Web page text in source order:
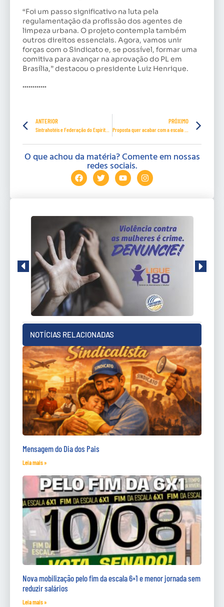
“Foi um passo significativo na luta pela
regulamentação da profissão dos agentes de
limpeza urbana. O projeto contempla também
outros direitos essenciais. Agora, vamos unir
forças com o Sindicato e, se possível, formar uma
comitiva para avançar na aprovação do PL em
Brasília,” destacou o presidente Luiz Henrique.
…………
ANTERIOR PRÓXIMO
O que achou da matéria? Comente em nossas
redes sociais.
NOTÍCIAS RELACIONADAS
Mensagem do Dia dos Pais
Leia mais »
Nova mobilização pelo fim da escala 6×1 e menor jornada sem
reduzir salários
Leia mais »